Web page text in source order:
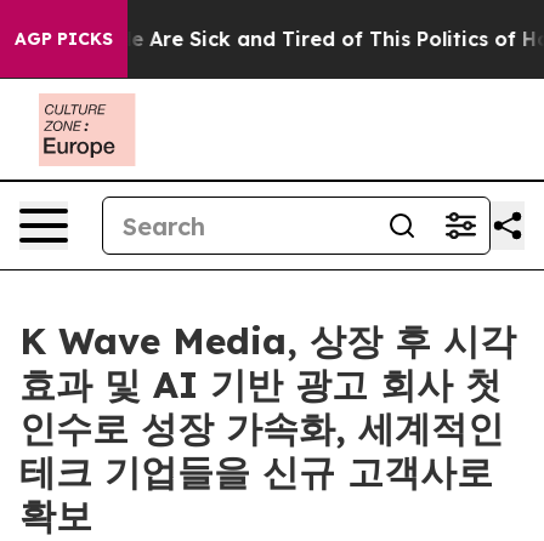
AGP PICKS
“People Are Sick and Tired of This Politics of
K Wave Media, 상장 후 시각
효과 및 AI 기반 광고 회사 첫
인수로 성장 가속화, 세계적인
테크 기업들을 신규 고객사로
확보